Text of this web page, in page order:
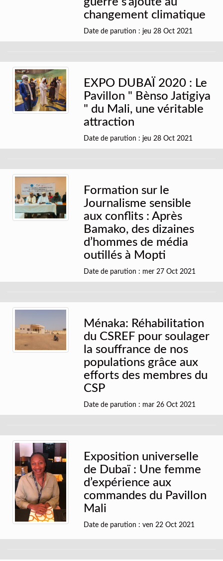
changement climatique
Date de parution : jeu 28 Oct 2021
EXPO DUBAÏ 2020 : Le
Pavillon " Bènso Jatigiya
" du Mali, une véritable
attraction
Date de parution : jeu 28 Oct 2021
Formation sur le
Journalisme sensible
aux conflits : Après
Bamako, des dizaines
d’hommes de média
outillés à Mopti
Date de parution : mer 27 Oct 2021
Ménaka: Réhabilitation
du CSREF pour soulager
la souffrance de nos
populations grâce aux
efforts des membres du
CSP
Date de parution : mar 26 Oct 2021
Exposition universelle
de Dubaï : Une femme
d’expérience aux
commandes du Pavillon
Mali
Date de parution : ven 22 Oct 2021